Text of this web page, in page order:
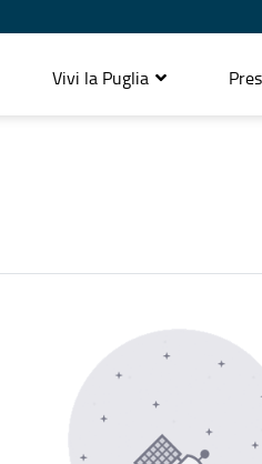
Vivi la Puglia